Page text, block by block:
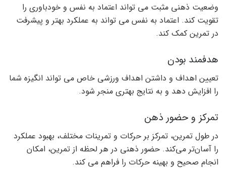
وضعیت ذهنی مثبت می تواند اعتماد به نفس و خودباوری را
تقویت کند. اعتماد به نفس می تواند به عملکرد بهتر و پیشرفت
در تمرین کمک کند.
هدفمند بودن
تعیین اهداف و داشتن اهداف ورزشی خاص می تواند انگیزه شما
را افزایش دهد و به نتایج بهتری منجر شود.
تمرکز و حضور ذهن
در طول تمرین، تمرکز بر حرکات و تمرینات مختلف، بهبود عملکرد
را آسان‌تر می‌کند. حضور ذهنی در هر لحظه از تمرین، امکان
انجام صحیح و بهینه حرکات را فراهم می کند.